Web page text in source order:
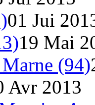
01 Jui
19 Mai
(94)
Avr 2013